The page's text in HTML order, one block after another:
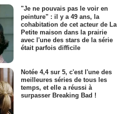
"Je ne pouvais pas le voir en
peinture" : il y a 49 ans, la
cohabitation de cet acteur de La
Petite maison dans la prairie
avec l'une des stars de la série
était parfois difficile
Notée 4,4 sur 5, c'est l'une des
meilleures séries de tous les
temps, et elle a réussi à
surpasser Breaking Bad !